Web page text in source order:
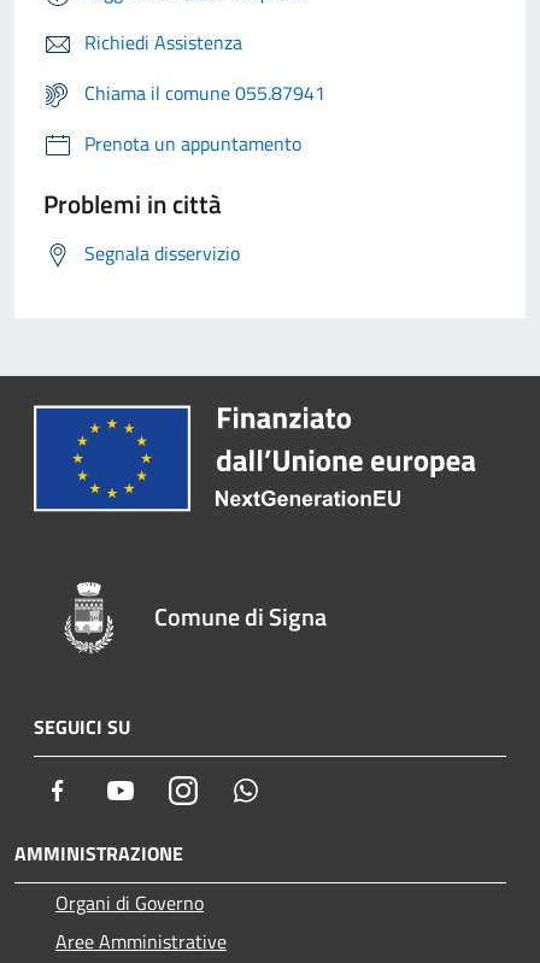
Richiedi Assistenza
Chiama il comune 055.87941
Prenota un appuntamento
Problemi in città
Segnala disservizio
Comune di Signa
SEGUICI SU
Facebook YoutubeInstagram
AMMINISTRAZIONE
Organi di Governo
Aree Amministrative